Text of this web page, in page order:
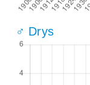
♂ Drys